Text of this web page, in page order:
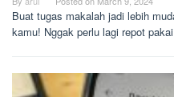
Buat tugas makalah jadi lebih
kamu! Nggak perlu lagi repot